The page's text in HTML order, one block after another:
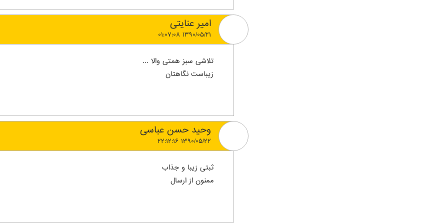
امیر عنایتی
۱۳۹۰/۰۵/۲۱ ۰۱:۰۷:۰۸
تلاشی سبز همتی والا ...
زیباست نگاهتان
وحید حسن عباسی
۱۳۹۰/۰۵/۲۲ ۲۲:۱۲:۱۶
ثبتی زیبا و جذاب
ممنون از ارسال